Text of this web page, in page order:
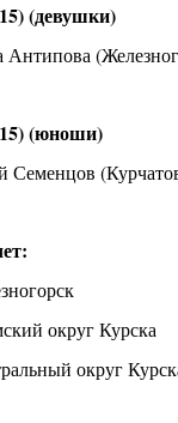
(девушки)
Антипова
(юноши)
Семенцов
округ Курска
округ